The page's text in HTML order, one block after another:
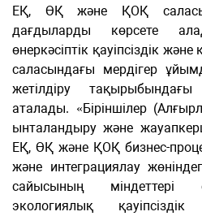
ЕҚ, ӨҚ және ҚОҚ
дағдыларды көрсете
өнеркәсіптік қауіпсіздік
саласындағы мердігер
жетілдіру тақырыбындағы
аталады. «Біріншілер
ынталандыру және
ЕҚ, ӨҚ және ҚОҚ бизнес-
және интеграциялау
сайысының міндеттері
экологиялық